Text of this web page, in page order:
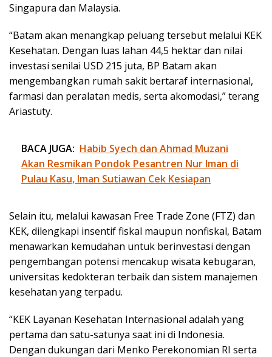
Singapura dan Malaysia.
“Batam akan menangkap peluang tersebut melalui KEK
Kesehatan. Dengan luas lahan 44,5 hektar dan nilai
investasi senilai USD 215 juta, BP Batam akan
mengembangkan rumah sakit bertaraf internasional,
farmasi dan peralatan medis, serta akomodasi,” terang
Ariastuty.
BACA JUGA: Habib Syech dan Ahmad Muzani
Akan Resmikan Pondok Pesantren Nur Iman di
Pulau Kasu, Iman Sutiawan Cek Kesiapan
Selain itu, melalui kawasan Free Trade Zone (FTZ) dan
KEK, dilengkapi insentif fiskal maupun nonfiskal, Batam
menawarkan kemudahan untuk berinvestasi dengan
pengembangan potensi mencakup wisata kebugaran,
universitas kedokteran terbaik dan sistem manajemen
kesehatan yang terpadu.
“KEK Layanan Kesehatan Internasional adalah yang
pertama dan satu-satunya saat ini di Indonesia.
Dengan dukungan dari Menko Perekonomian RI serta